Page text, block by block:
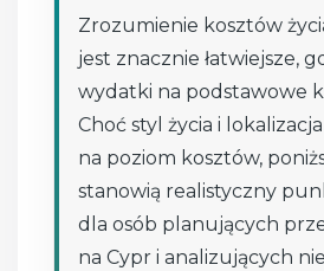
Zrozumienie kosztów
jest znacznie łatwiejsze,
wydatki na podstawowe
Choć styl życia i
na poziom kosztów,
stanowią realistyczny
dla osób planujących
na Cypr i analizujących